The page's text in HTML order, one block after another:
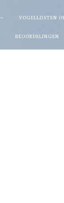
VOGELLIJSTEN
BEOORDELINGEN